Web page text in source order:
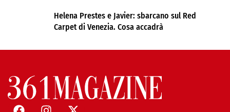
Helena Prestes e Javier: sbarcano sul Red
Carpet di Venezia. Cosa accadrà